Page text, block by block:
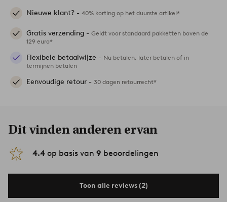
Nieuwe klant? - 40% korting op het duurste artikel*
Gratis verzending - Geldt voor standaard pakketten boven de
129 euro*
Flexibele betaalwijze - Nu betalen, later betalen of in
termijnen betalen
Eenvoudige retour - 30 dagen retourrecht*
Dit vinden anderen ervan
4.4 op basis van 9 beoordelingen
Toon alle reviews (2)